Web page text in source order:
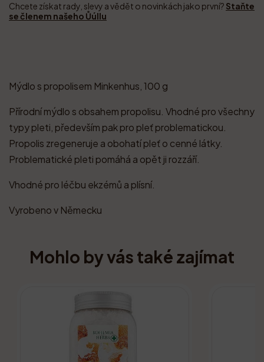
Chcete získat rady, slevy a vědět o novinkách jako první? Staňte
se členem našeho Ůúllu
Mýdlo s propolisem Minkenhus, 100 g
Přírodní mýdlo s obsahem propolisu. Vhodné pro všechny
typy pleti, především pak pro pleť problematickou.
Propolis zregeneruje a obohatí pleť o cenné látky.
Problematické pleti pomáhá a opět ji rozzáří.
Vhodné pro léčbu ekzémů a plísní.
Vyrobeno v Německu
Mohlo by vás také zajímat